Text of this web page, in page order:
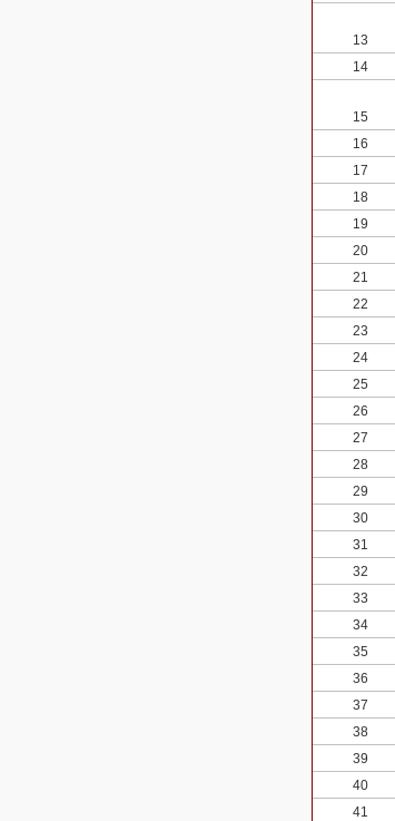
13
14
15
16
17
18
19
20
21
22
23
24
25
26
27
28
29
30
31
32
33
34
35
36
37
38
39
40
41